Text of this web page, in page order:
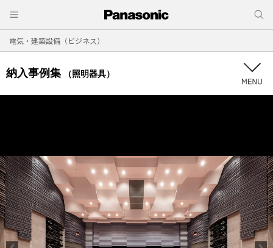
電気・建築設備（ビジネス）
納入事例集 （照明器具）